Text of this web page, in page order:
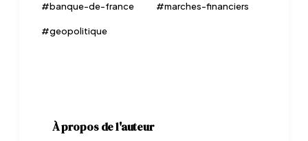
#banque-de-france #marches-financiers
#geopolitique
À propos de l'auteur